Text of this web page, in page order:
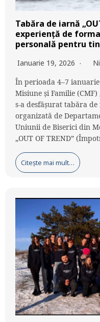
Tabăra de iarnă
experiență de
personală pentru
Ianuarie 19, 2026
În perioada 4–7
Misiune și Familie
s-a desfășurat tabăra
organizată de
Uniunii de Biserici din
„OUT OF TREND”
Citește mai mult…